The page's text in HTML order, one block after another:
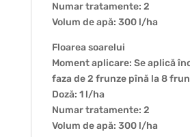
Numar tratamente: 2
Volum de apă: 300 l/ha
Floarea soarelui
Moment aplicare: Se aplică
faza de 2 frunze pînă la 8
Doză: 1 l/ha
Numar tratamente: 2
Volum de apă: 300 l/ha